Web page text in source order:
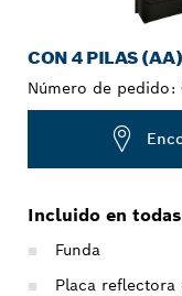
CON 4 PILAS
Número de pedido:
Incluido en
Funda
Placa